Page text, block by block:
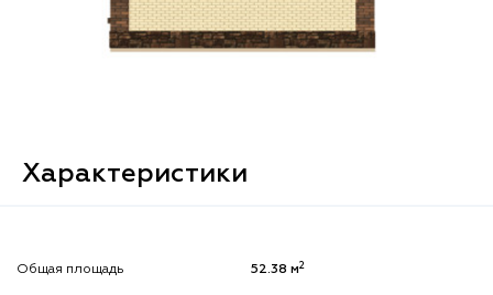
Характеристики
Общая площадь 52.38 м2